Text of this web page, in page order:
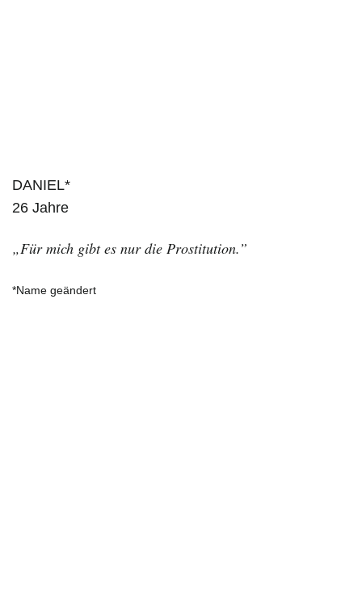
DANIEL*
26 Jahre
„Für mich gibt es nur die Prostitution.”
*Name geändert